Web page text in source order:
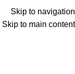
Skip to navigation
Skip to main content
فروشگاهتماس با ما